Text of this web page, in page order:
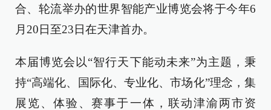
合、轮流举办的世界智能产业博览会将于今年6
月20日至23日在天津首办。
本届博览会以“智行天下能动未来”为主题，秉
持“高端化、国际化、专业化、市场化”理念，集
展览、体验、赛事于一体，联动津渝两市资